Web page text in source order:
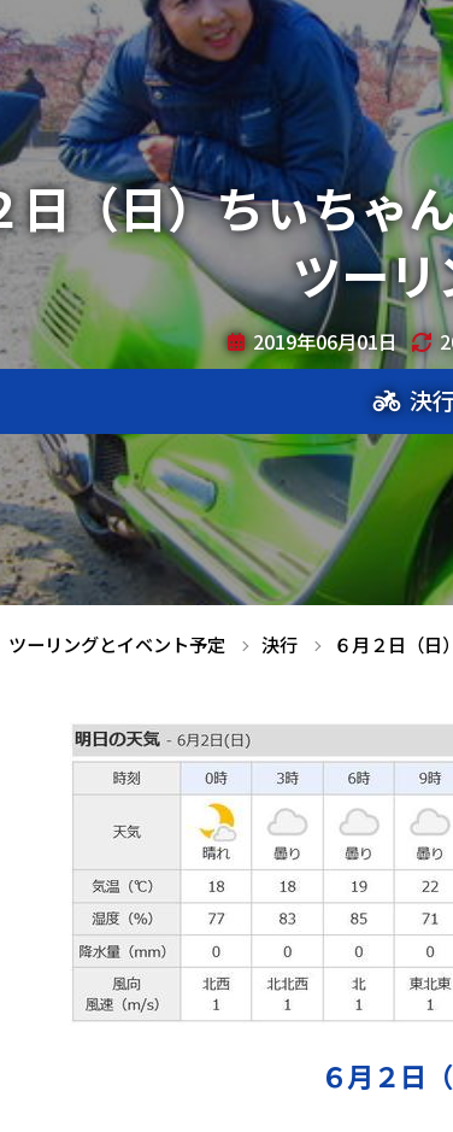
日（日）ちぃちゃ
ツーリ
2019年06月01日
決
ツーリングとイベント予定 決行 ６月２日（日
６月２日（